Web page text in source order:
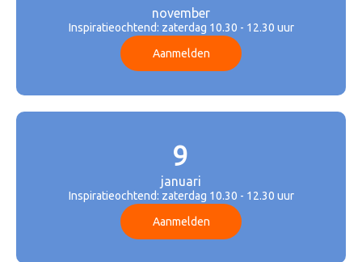
november
Inspiratieochtend: zaterdag 10.30 - 12.30 uur
Aanmelden
9
januari
Inspiratieochtend: zaterdag 10.30 - 12.30 uur
Aanmelden